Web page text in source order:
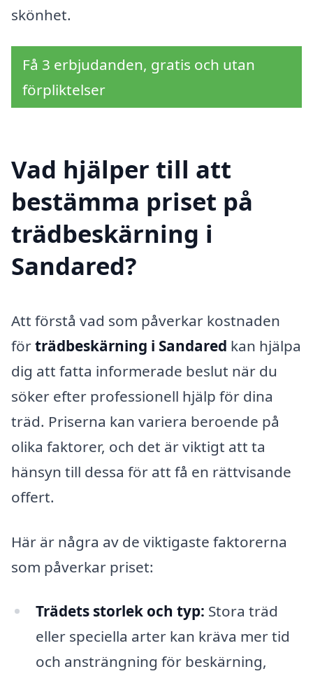
skönhet.
Få 3 erbjudanden, gratis och utan
förpliktelser
Vad hjälper till att
bestämma priset på
trädbeskärning i
Sandared?
Att förstå vad som påverkar kostnaden
förträdbeskärning i Sandared kan hjälpa
dig att fatta informerade beslut när du
söker efter professionell hjälp för dina
träd. Priserna kan variera beroende på
olika faktorer, och det är viktigt att ta
hänsyn till dessa för att få en rättvisande
offert.
Här är några av de viktigaste faktorerna
som påverkar priset:
Trädets storlek och typ: Stora träd
eller speciella arter kan kräva mer tid
och ansträngning för beskärning,